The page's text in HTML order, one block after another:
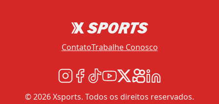
ContatoTrabalhe Conosco
© 2026 Xsports. Todos os direitos reservados.